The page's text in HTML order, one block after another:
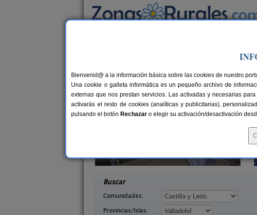
> Lomoviejo
Casas Rurales cerca de
30 €
Buscar
Comunidades:
Provincias/Islas:
Bienvenid@ a la información básica sobre las cookies de nuestro
Una cookie o galleta informática es un pequeño archivo de
externas que nos prestan servicios. Las activadas y necesarias
activarás el resto de cookies (analíticas y publicitarias),
pulsando el botón Rechazar o elegir su activación/desactivación